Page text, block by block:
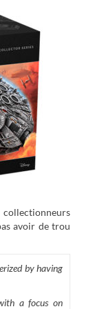
collectionneurs
avoir de trou
by having
a focus on